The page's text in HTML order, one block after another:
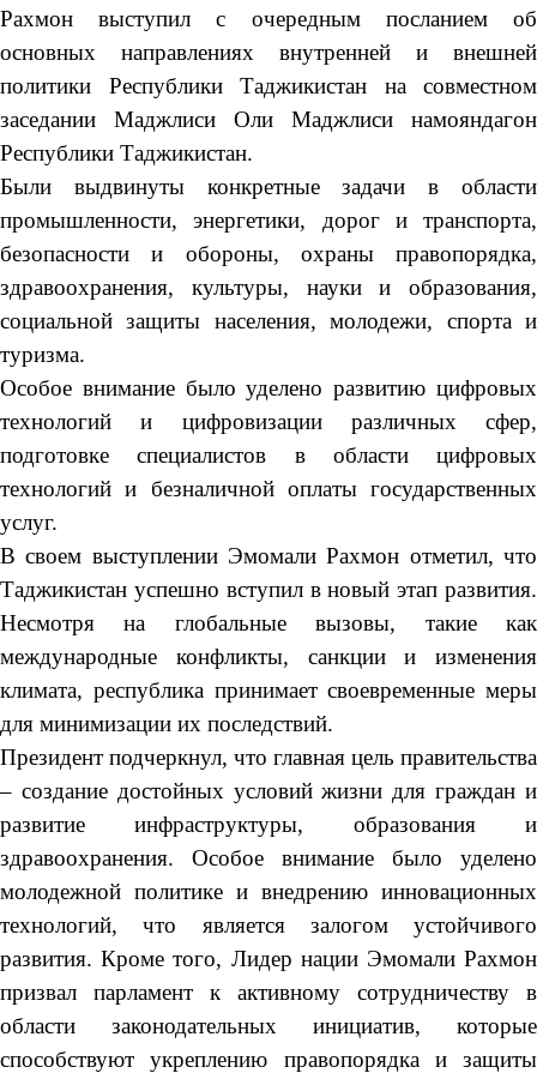
Рахмон выступил с очередным посланием об
основных направлениях внутренней и внешней
политики Республики Таджикистан на совместном
заседании Маджлиси Оли Маджлиси намояндагон
Республики Таджикистан.
Были выдвинуты конкретные задачи в области
промышленности, энергетики, дорог и транспорта,
безопасности и обороны, охраны правопорядка,
здравоохранения, культуры, науки и образования,
социальной защиты населения, молодежи, спорта и
туризма.
Особое внимание было уделено развитию цифровых
технологий и цифровизации различных сфер,
подготовке специалистов в области цифровых
технологий и безналичной оплаты государственных
услуг.
В своем выступлении Эмомали Рахмон отметил, что
Таджикистан успешно вступил в новый этап развития.
Несмотря на глобальные вызовы, такие как
международные конфликты, санкции и изменения
климата, республика принимает своевременные меры
для минимизации их последствий.
Президент подчеркнул, что главная цель правительства
– создание достойных условий жизни для граждан и
развитие инфраструктуры, образования и
здравоохранения. Особое внимание было уделено
молодежной политике и внедрению инновационных
технологий, что является залогом устойчивого
развития. Кроме того, Лидер нации Эмомали Рахмон
призвал парламент к активному сотрудничеству в
области законодательных инициатив, которые
способствуют укреплению правопорядка и защиты